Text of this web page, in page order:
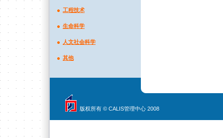
工程技术
生命科学
人文社会科学
其他
版权所有 © CALIS管理中心 2008